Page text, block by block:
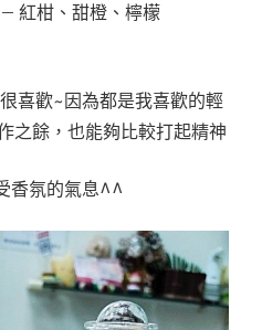
紅柑、甜橙、檸檬
喜歡~因為都是我喜歡的輕
之餘，也能夠比較打起精神
香氛的氣息^^